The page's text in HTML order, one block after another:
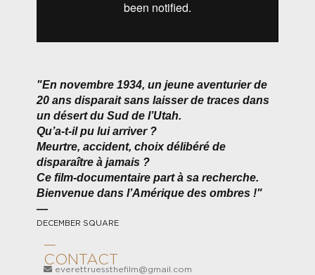
"En novembre 1934, un jeune aventurier de
20 ans disparait sans laisser de traces dans
un désert du Sud de l’Utah.
Qu’a-t-il pu lui arriver ?
Meurtre, accident, choix délibéré de
disparaître à jamais ?
Ce film-documentaire part à sa recherche.
Bienvenue dans l’Amérique des ombres !"
—
DECEMBER SQUARE
—
CONTACT
everettruessthefilm@gmail.com